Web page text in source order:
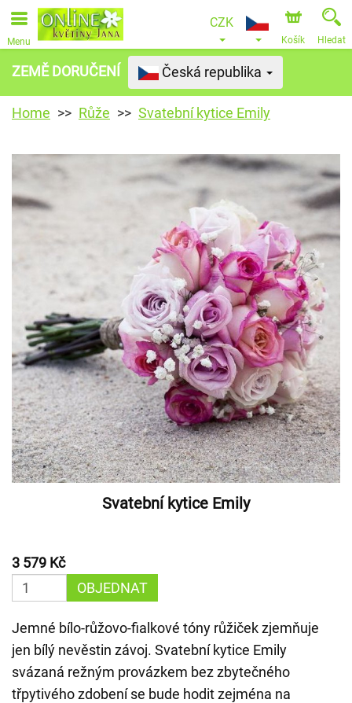
Menu
CZK
Košík Hledat
ZEMĚ DORUČENÍ Česká republika
Home Růže Svatební kytice Emily
Svatební kytice Emily
3 579 Kč
OBJEDNAT
Jemné bílo-růžovo-fialkové tóny růžiček zjemňuje
jen bílý nevěstin závoj. Svatební kytice Emily
svázaná režným provázkem bez zbytečného
třpytivého zdobení se bude hodit zejména na